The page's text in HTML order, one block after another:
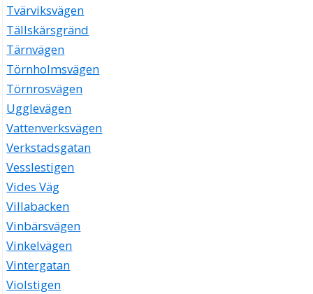
Tvärviksvägen
Tällskärsgränd
Tärnvägen
Törnholmsvägen
Törnrosvägen
Ugglevägen
Vattenverksvägen
Verkstadsgatan
Vesslestigen
Vides Väg
Villabacken
Vinbärsvägen
Vinkelvägen
Vintergatan
Violstigen